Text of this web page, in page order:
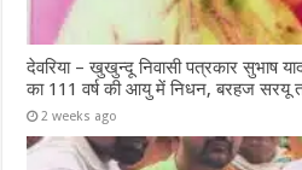
देवरिया – खुखुन्दू निवासी पत्रकार सुभाष
का 111 वर्ष की आयु में निधन, बरहज सरयू
2 weeks ago